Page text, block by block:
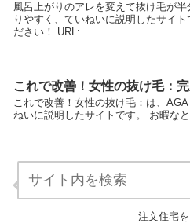
風呂上がりのアレを変えて抜け毛が
りやすく、ていねいに説明したサイ
ださい！ URL:
これで改善！女性の抜け毛：
これで改善！女性の抜け毛：は、
ねいに説明したサイトです。 お暇な
都心のマッサージ健康研究所：完成
注文住宅